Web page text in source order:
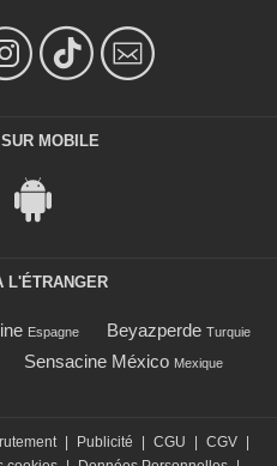
MOBILE
L'ÉTRANGER
Espagne Beyazperde Turquie
Sensacine México Mexique
Publicité CGU CGV